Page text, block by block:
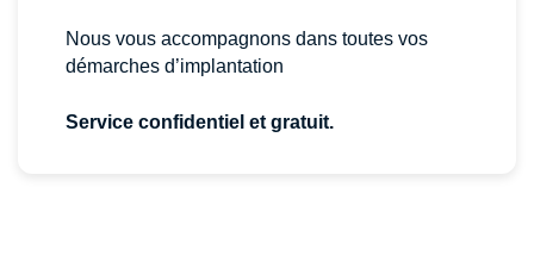
Nous vous accompagnons dans toutes vos
démarches d’implantation
Service confidentiel et gratuit.